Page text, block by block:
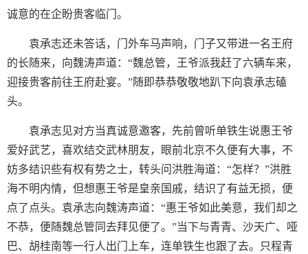
诚意的在企盼贵客临门。
袁承志还未答话，门外车马声响，门子又带进一名王府
的长随来，向魏涛声道：“魏总管，王爷派我赶了六辆车来，
迎接贵客前往王府赴宴。”随即恭恭敬敬地趴下向袁承志磕
头。
袁承志见对方当真诚意邀客，先前曾听单铁生说惠王爷
爱好武艺，喜欢结交武林朋友，眼前北京不久便有大事，不
妨多结识些有权有势之士，转头问洪胜海道：“怎样？”洪胜
海不明内情，但想惠王爷是皇亲国戚，结识了有益无损，便
点了点头。袁承志向魏涛声道：“惠王爷如此美意，我们却之
不恭，便随魏总管同去拜见便了。”当下与青青、沙天广、哑
巴、胡桂南等一行人出门上车，连单铁生也跟了去。只程青